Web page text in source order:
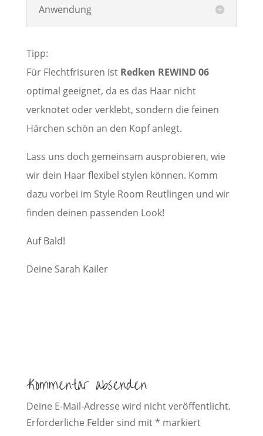
Anwendung
Tipp:
Für Flechtfrisuren ist Redken REWIND 06
optimal geeignet, da es das Haar nicht
verknotet oder verklebt, sondern die feinen
Härchen schön an den Kopf anlegt.
Lass uns doch gemeinsam ausprobieren, wie
wir dein Haar flexibel stylen können. Komm
dazu vorbei im Style Room Reutlingen und wir
finden deinen passenden Look!
Auf Bald!
Deine Sarah Kailer
Kommentar absenden
Deine E-Mail-Adresse wird nicht veröffentlicht.
Erforderliche Felder sind mit* markiert